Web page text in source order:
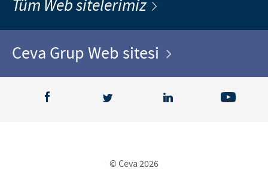
Tüm Web sitelerimiz
Ceva Grup Web sitesi
© Ceva 2026